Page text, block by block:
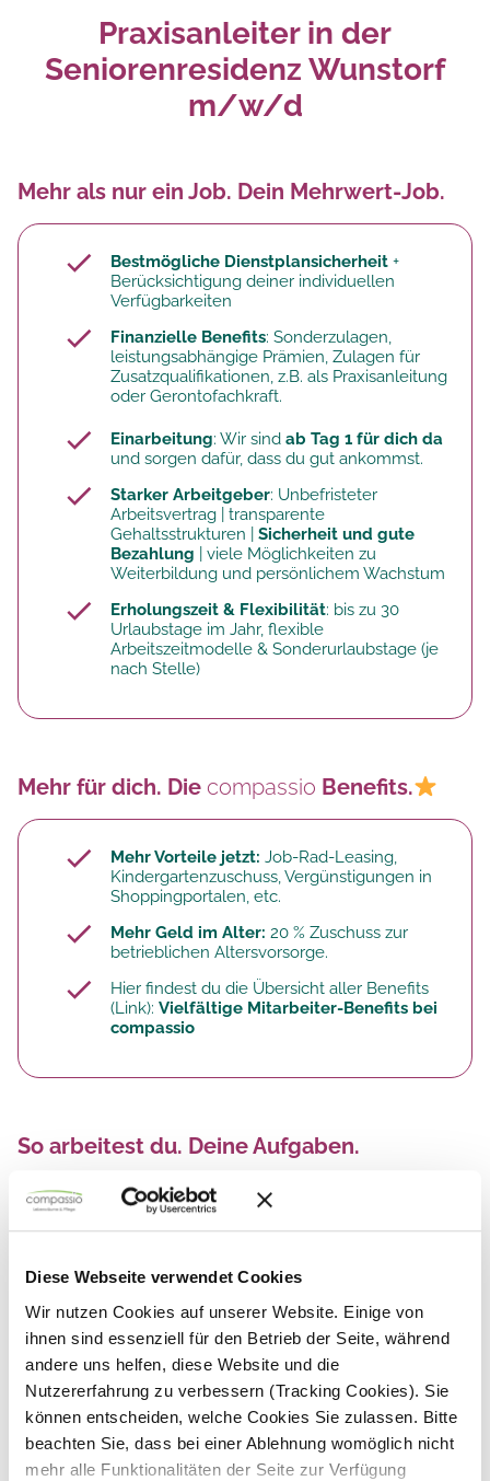
Diese Webseite verwendet Cookies
Wir nutzen Cookies auf unserer Website. Einige von
ihnen sind essenziell für den Betrieb der Seite, während
andere uns helfen, diese Website und die
Nutzererfahrung zu verbessern (Tracking Cookies). Sie
können entscheiden, welche Cookies Sie zulassen. Bitte
beachten Sie, dass bei einer Ablehnung womöglich nicht
mehr alle Funktionalitäten der Seite zur Verfügung
Praxisanleiter in der
Seniorenresidenz Wunstorf
m/w/d
Mehr als nur ein Job. Dein Mehrwert-Job.
Bestmögliche Dienstplansicherheit +
Berücksichtigung deiner individuellen
Verfügbarkeiten
Finanzielle Benefits: Sonderzulagen,
leistungsabhängige Prämien, Zulagen für
Zusatzqualifikationen, z.B. als Praxisanleitung
oder Gerontofachkraft.
Einarbeitung: Wir sind ab Tag 1 für dich da
und sorgen dafür, dass du gut ankommst.
Starker Arbeitgeber: Unbefristeter
Arbeitsvertrag | transparente
Gehaltsstrukturen | Sicherheit und gute
Bezahlung | viele Möglichkeiten zu
Weiterbildung und persönlichem Wachstum
Erholungszeit & Flexibilität: bis zu 30
Urlaubstage im Jahr, flexible
Arbeitszeitmodelle & Sonderurlaubstage (je
nach Stelle)
Mehr für dich. Die compassio Benefits.
Mehr Vorteile jetzt: Job-Rad-Leasing,
Kindergartenzuschuss, Vergünstigungen in
Shoppingportalen, etc.
Mehr Geld im Alter: 20 % Zuschuss zur
betrieblichen Altersvorsorge.​
Hier findest du die Übersicht aller Benefits
(Link): Vielfältige Mitarbeiter-Benefits bei
compassio
So arbeitest du. Deine Aufgaben.
Du bildest Altenpflegeschüler praktisch aus:
nach Vorgaben des Ausbildungskonzepts
Fachgerechte Anleitung der Schüler und
neuer Mitarbeiter
Überprüfung des vorhandenen
Wissensstands
Durchführung von Schülerbeurteilungen
Überprüfung und Auswertung von